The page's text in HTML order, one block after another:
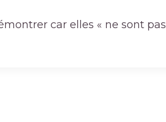
car elles « ne sont pas